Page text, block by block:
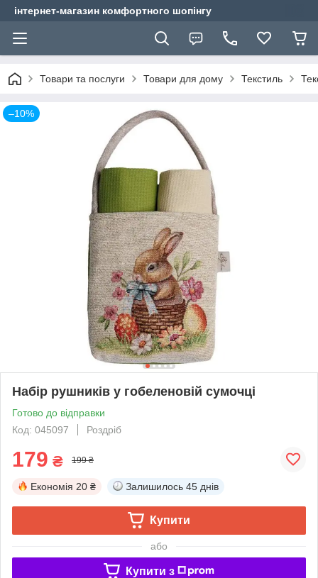
інтернет-магазин комфортного шопінгу
Товари та послуги Товари для дому Текстиль
–10%
Набір рушників у гобеленовій сумочці
Готово до відправки
Код: 045097
Роздріб
179 ₴ 199 ₴
Економія 20 ₴ Залишилось 45 днів
Купити
або
Купити з